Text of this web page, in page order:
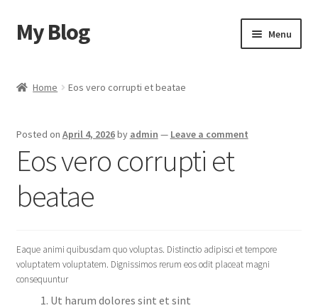
Skip
to
Skip
to
My Blog Menu
Checkout
Shop
Home Eos vero corrupti et beatae
Posted on April 4, 2026by admin — Leave a comment
Eos vero corrupti et
beatae
Eaque animi quibusdam quo voluptas. Distinctio adipisci et tempore
voluptatem voluptatem. Dignissimos rerum eos odit placeat magni
consequuntur
Ut harum dolores sint et sint